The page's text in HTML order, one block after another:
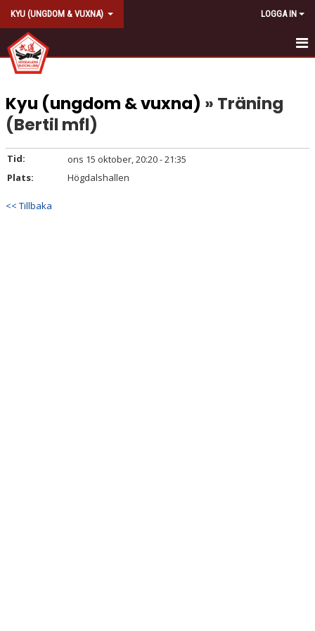
KYU (UNGDOM & VUXNA) LOGGA IN
HEM
KALENDER
KONTAKT
AVGIFT
Kyu (ungdom & vuxna) » Träning
(Bertil mfl)
Tid:
ons 15 oktober, 20:20 - 21:35
Plats:
Högdalshallen
<< Tillbaka